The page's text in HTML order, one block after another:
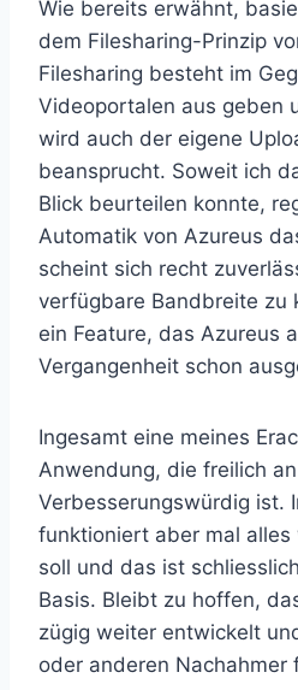
Wie bereits erwähnt,
dem Filesharing-Prinzip
Filesharing besteht im
Videoportalen aus geben
wird auch der eigene
beansprucht. Soweit ich
Blick beurteilen konnte,
Automatik von Azureus
scheint sich recht
verfügbare Bandbreite zu
ein Feature, das Azureus
Vergangenheit schon
Ingesamt eine meines
Anwendung, die freilich
Verbesserungswürdig ist.
funktioniert aber mal
soll und das ist
Basis. Bleibt zu hoffen,
zügig weiter entwickelt
oder anderen Nachahmer